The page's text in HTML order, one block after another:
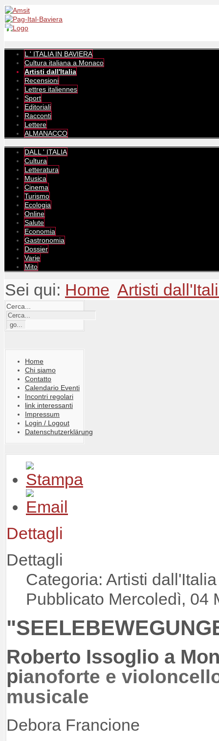
L ' ITALIA IN BAVIERA
Cultura italiana a Monaco
Artisti dall'Italia
Recensioni
Lettres italiennes
Sport
Editoriali
Racconti
Lettere
ALMANACCO
DALL ' ITALIA
Cultura
Letteratura
Musica
Cinema
Turismo
Ecologia
Online
Salute
Economia
Gastronomia
Dossier
Varie
Mito
Sei qui: Home Artisti
Cerca...
Home
Chi siamo
Contatto
Calendario Eventi
Incontri regolari
link interessanti
Impressum
Login / Logout
Datenschutzerklärung
Dettagli
Dettagli
Categoria: Artisti dall'Italia
Pubblicato Mercoledì, 04
Roberto Issoglio a
pianoforte e
musicale
Debora Francione